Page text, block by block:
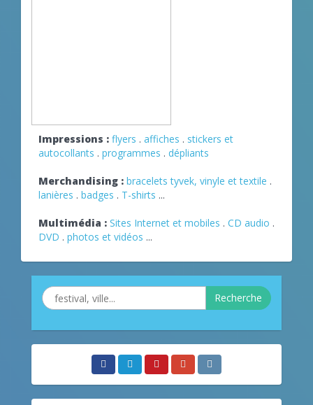
Impressions : flyers . affiches . stickers et
autocollants . programmes . dépliants
Merchandising : bracelets tyvek, vinyle et textile .
lanières . badges . T-shirts ...
Multimédia : Sites Internet et mobiles . CD audio .
DVD . photos et vidéos ...
Recherche